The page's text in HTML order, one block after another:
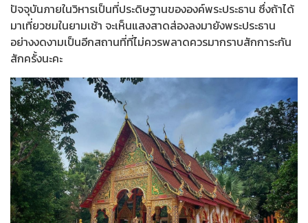
ปัจจุบันภายในวิหารเป็นที่ประดิษฐานขององค์พระประธาน ซึ่งถ้าได้
มาเที่ยวชมในยามเช้า จะเห็นแสงสาดส่องลงมายังพระประธาน
อย่างงดงามเป็นอีกสถานที่ที่ไม่ควรพลาดควรมากราบสักการะกัน
สักครั้งนะคะ